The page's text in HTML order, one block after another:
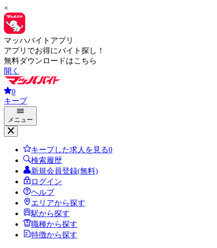
×
マッハバイトアプリ
アプリでお得にバイト探し！
無料ダウンロードはこちら
開く
0
キープ
メニュー
キープした求人を見る0
検索履歴
新規会員登録(無料)
ログイン
ヘルプ
エリアから探す
駅から探す
職種から探す
特徴から探す